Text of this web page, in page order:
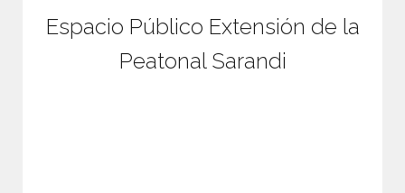
Espacio Público Extensión de la
Peatonal Sarandi